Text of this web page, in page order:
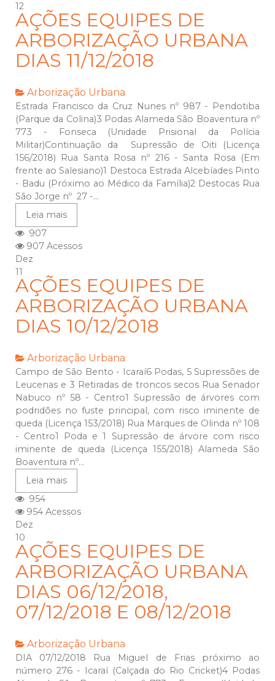
12
AÇÕES EQUIPES DE
ARBORIZAÇÃO URBANA
DIAS 11/12/2018
Arborização Urbana
Estrada Francisco da Cruz Nunes nº 987 - Pendotiba
(Parque da Colina)3 Podas Alameda São Boaventura nº
773 - Fonseca (Unidade Prisional da Polícia
Militar)Continuação da Supressão de Oiti (Licença
156/2018) Rua Santa Rosa nº 216 - Santa Rosa (Em
frente ao Salesiano)1 Destoca Estrada Alcebíades Pinto
- Badu (Próximo ao Médico da Família)2 Destocas Rua
São Jorge nº 27 -...
Leia mais
907
907 Acessos
Dez
11
AÇÕES EQUIPES DE
ARBORIZAÇÃO URBANA
DIAS 10/12/2018
Arborização Urbana
Campo de São Bento - Icaraí6 Podas, 5 Supressões de
Leucenas e 3 Retiradas de troncos secos Rua Senador
Nabuco nº 58 - Centro1 Supressão de árvores com
podridões no fuste principal, com risco iminente de
queda (Licença 153/2018) Rua Marques de Olinda nº 108
- Centro1 Poda e 1 Supressão de árvore com risco
iminente de queda (Licença 155/2018) Alameda São
Boaventura nº...
Leia mais
954
954 Acessos
Dez
10
AÇÕES EQUIPES DE
ARBORIZAÇÃO URBANA
DIAS 06/12/2018,
07/12/2018 E 08/12/2018
Arborização Urbana
DIA 07/12/2018 Rua Miguel de Frias próximo ao
número 276 - Icaraí (Calçada do Rio Cricket)4 Podas